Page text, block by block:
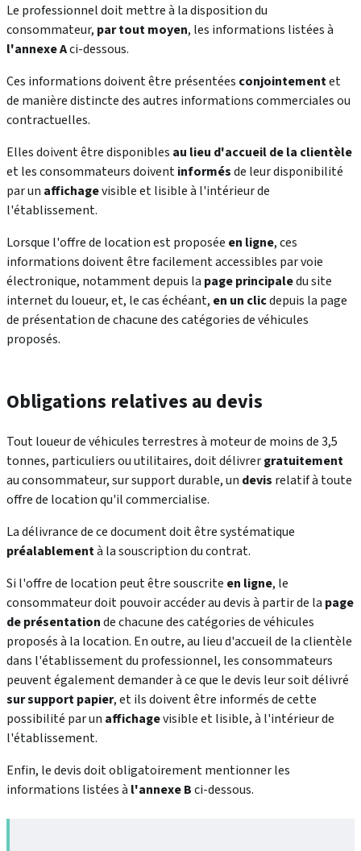
Le professionnel doit mettre à la disposition du
consommateur, par tout moyen, les informations listées à
l'annexe Aci-dessous.
Ces informations doivent être présentées conjointementet
de manière distincte des autres informations commerciales ou
contractuelles.
Elles doivent être disponibles au lieu d'accueil de la clientèle
et les consommateurs doiventinformésde leur disponibilité
par un affichagevisible et lisible à l'intérieur de
l'établissement.
Lorsque l'offre de location est proposée en ligne, ces
informations doivent être facilement accessibles par voie
électronique, notamment depuis la page principaledu site
internet du loueur, et, le cas échéant, en un clicdepuis la page
de présentation de chacune des catégories de véhicules
proposés.
Obligations relatives au devis
Tout loueur de véhicules terrestres à moteur de moins de 3,5
tonnes, particuliers ou utilitaires, doit délivrergratuitement
au consommateur, sur support durable, un devis relatif à toute
offre de location qu'il commercialise.
La délivrance de ce document doit être systématique
préalablementà la souscription du contrat.
Si l'offre de location peut être souscrite en ligne, le
consommateur doit pouvoir accéder au devis à partir de la page
de présentationde chacune des catégories de véhicules
proposés à la location. En outre, au lieu d'accueil de la clientèle
dans l'établissement du professionnel, les consommateurs
peuvent également demander à ce que le devis leur soit délivré
sur support papier, et ils doivent être informés de cette
possibilité par un affichagevisible et lisible, à l'intérieur de
l'établissement.
Enfin, le devis doit obligatoirement mentionner les
informations listées à l'annexe Bci-dessous.